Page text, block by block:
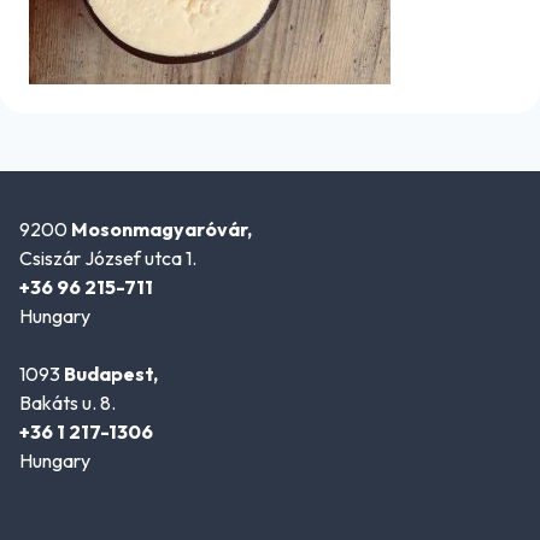
9200 Mosonmagyaróvár,
Csiszár József utca 1.
+36 96 215-711
Hungary
1093 Budapest,
Bakáts u. 8.
+36 1 217-1306
Hungary